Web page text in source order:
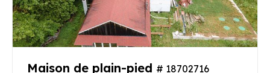
Maison de plain-pied # 18702716